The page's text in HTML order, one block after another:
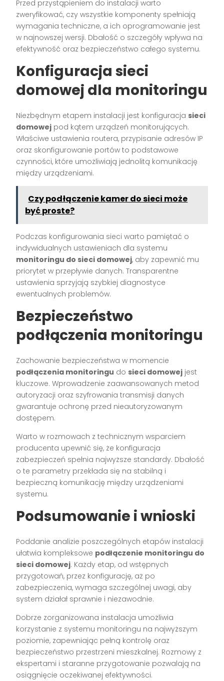
Przed przystąpieniem do instalacji warto
zweryfikować, czy wszystkie komponenty spełniają
wymagania techniczne, a ich oprogramowanie jest
w najnowszej wersji. Dbałość o szczegóły wpływa na
efektywność oraz bezpieczeństwo całego systemu.
Konfiguracja sieci
domowej dla monitoringu
Niezbędnym etapem instalacji jest konfiguracja sieci
domowej pod kątem urządzeń monitorujących.
Właściwe ustawienia routera, przypisanie adresów IP
oraz skonfigurowanie portów to podstawowe
czynności, które umożliwiają jednolitą komunikację
między urządzeniami.
Czy podłączenie kamer do sieci może
być proste?
Podczas konfigurowania sieci warto pamiętać o
indywidualnych ustawieniach dla systemu
monitoringu do sieci domowej, aby zapewnić mu
priorytet w przepływie danych. Transparentne
ustawienia sprzyjają szybkiej diagnostyce
ewentualnych problemów.
Bezpieczeństwo
podłączenia monitoringu
Zachowanie bezpieczeństwa w momencie
podłączenia monitoringu do sieci domowej jest
kluczowe. Wprowadzenie zaawansowanych metod
autoryzacji oraz szyfrowania transmisji danych
gwarantuje ochronę przed nieautoryzowanym
dostępem.
Warto w rozmowach z technicznym wsparciem
producenta upewnić się, że konfiguracja
zabezpieczeń spełnia najwyższe standardy. Dbałość
o te parametry przekłada się na stabilną i
bezpieczną komunikację między urządzeniami
systemu.
Podsumowanie i wnioski
Poddanie analizie poszczególnych etapów instalacji
ułatwia kompleksowe podłączenie monitoringu do
sieci domowej. Każdy etap, od wstępnych
przygotowań, przez konfigurację, aż po
zabezpieczenia, wymaga szczególnej uwagi, aby
system działał sprawnie i niezawodnie.
Dobrze zorganizowana instalacja umożliwia
korzystanie z systemu monitoringu na najwyższym
poziomie, zapewniając pełną kontrolę oraz
bezpieczeństwo przestrzeni mieszkalnej. Rozmowy z
ekspertami i staranne przygotowanie pozwalają na
osiągnięcie oczekiwanej efektywności.